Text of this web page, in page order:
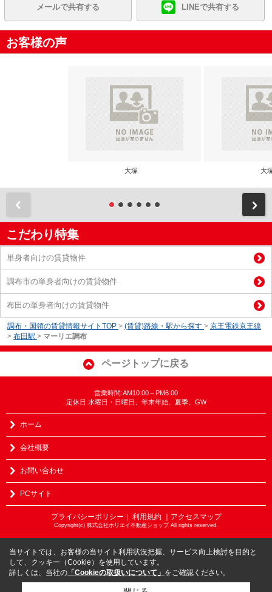
メールで共有する LINEで共有する
お客様の声
大塚 大
こだわり特集
単身者向けの賃貸物件
調布市の単身者向けの賃貸物件
布田の単身者向けの賃貸物件
調布・国領の賃貸情報サイトTOP > (賃貸)路線・駅から探す > 京王電鉄京王線
> 布田駅 > マーリエ調布
ページトップに戻る
営業時間:AM10:00～PM6:00
定休日:水曜日・日曜日、年末年始、夏季、GW
ホーム
会社概要
お問い合わせ
PCサイト
プライバシーポリシー 利用規約 ｜アクセスマップ
Copyright(c) 株式会社ホリエイ不動産ショップ All rights reserved.
当サイトでは、お客様の当サイト利用状況把握、サービス向上検討を目的と
して、クッキー（Cookie）を使用しています。
詳しくは、当社の 「Cookieの取扱いについて」 をご確認ください。